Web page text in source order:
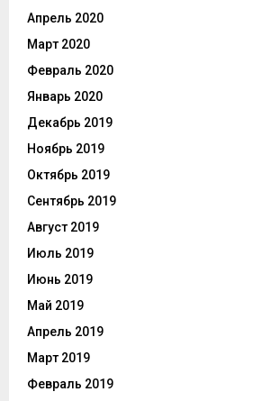
Апрель 2020
Март 2020
Февраль 2020
Январь 2020
Декабрь 2019
Ноябрь 2019
Октябрь 2019
Сентябрь 2019
Август 2019
Июль 2019
Июнь 2019
Май 2019
Апрель 2019
Март 2019
Февраль 2019